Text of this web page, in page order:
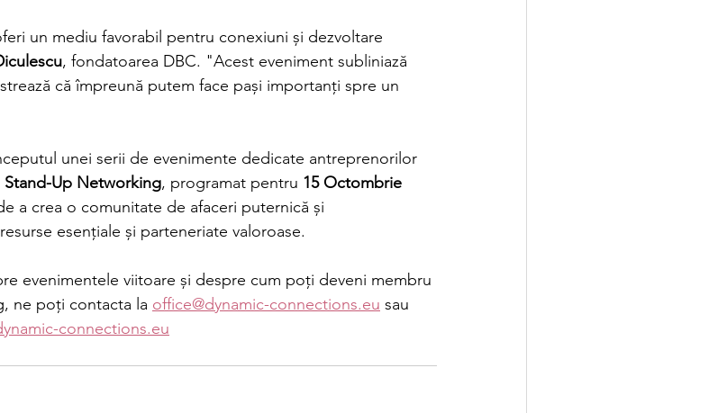
un mediu favorabil pentru conexiuni și dezvoltare
, fondatoarea DBC. "Acest eveniment subliniază
că împreună putem face pași importanți spre un
unei serii de evenimente dedicate antreprenorilor
Stand-Up Networking, programat pentru 15 Octombrie
a crea o comunitate de afaceri puternică și
esențiale și parteneriate valoroase.
evenimentele viitoare și despre cum poți deveni membru
ne poți contacta la office@dynamic-connections.eu sau
connections.eu